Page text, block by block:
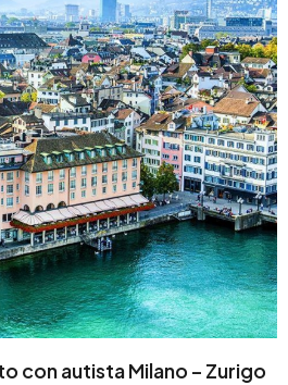
con autista Milano – Zurigo